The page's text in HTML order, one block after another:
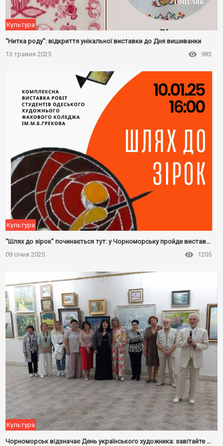
Культура
“Нитка роду”: відкриття унікальної виставки до Дня вишиванки
13 травня 2025
983
Культура
“Шлях до зірок” починається тут: у Чорноморську пройде виставка студентів-художників
09 січня 2025
1205
Культура
Чорноморськ відзначає День українського художника: завітайте до музею!